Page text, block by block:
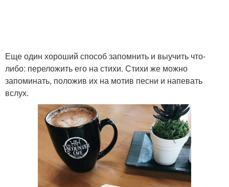
Еще один хороший способ запомнить и выучить что-
либо: переложить его на стихи. Стихи же можно
запоминать, положив их на мотив песни и напевать
вслух.